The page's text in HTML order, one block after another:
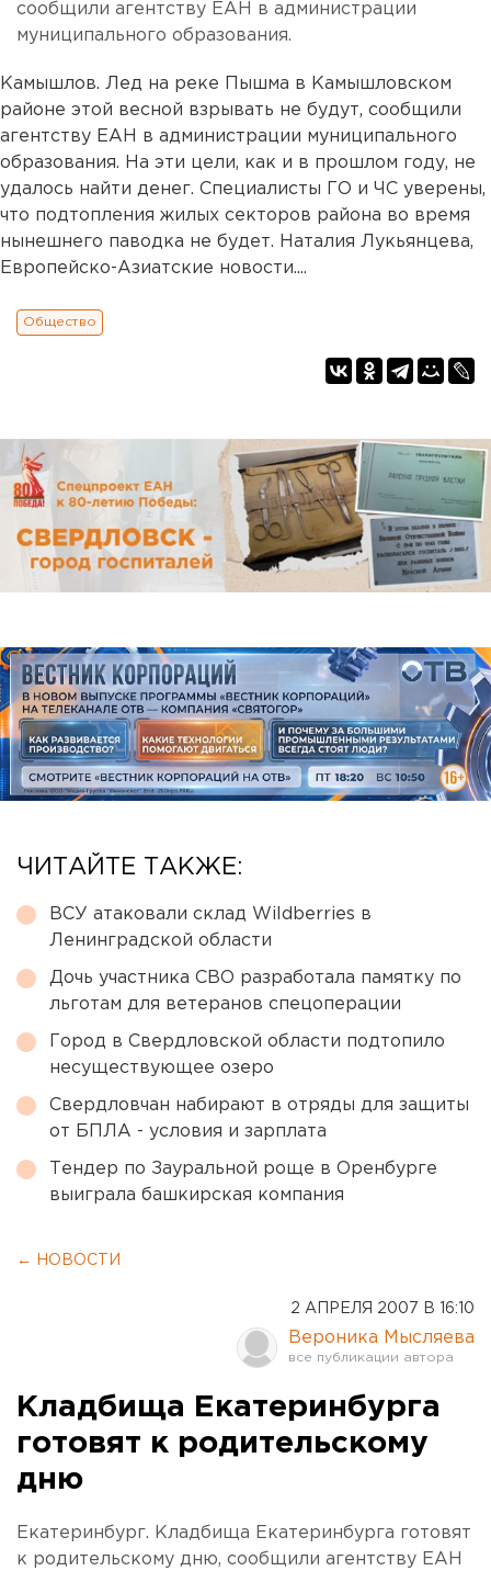
сообщили агентству ЕАН в администрации
муниципального образования.
Камышлов. Лед на реке Пышма в Камышловском
районе этой весной взрывать не будут, сообщили
агентству ЕАН в администрации муниципального
образования. На эти цели, как и в прошлом году, не
удалось найти денег. Специалисты ГО и ЧС уверены,
что подтопления жилых секторов района во время
нынешнего паводка не будет. Наталия Лукьянцева,
Европейско-Азиатские новости....
Общество
ЧИТАЙТЕ ТАКЖЕ:
ВСУ атаковали склад Wildberries в
Ленинградской области
Дочь участника СВО разработала памятку по
льготам для ветеранов спецоперации
Город в Свердловской области подтопило
несуществующее озеро
Свердловчан набирают в отряды для защиты
от БПЛА - условия и зарплата
Тендер по Зауральной роще в Оренбурге
выиграла башкирская компания
← НОВОСТИ
2 АПРЕЛЯ 2007 В 16:10
Вероника Мысляева
Кладбища Екатеринбурга
готовят к родительскому
дню
Екатеринбург. Кладбища Екатеринбурга готовят
к родительскому дню, сообщили агентству ЕАН